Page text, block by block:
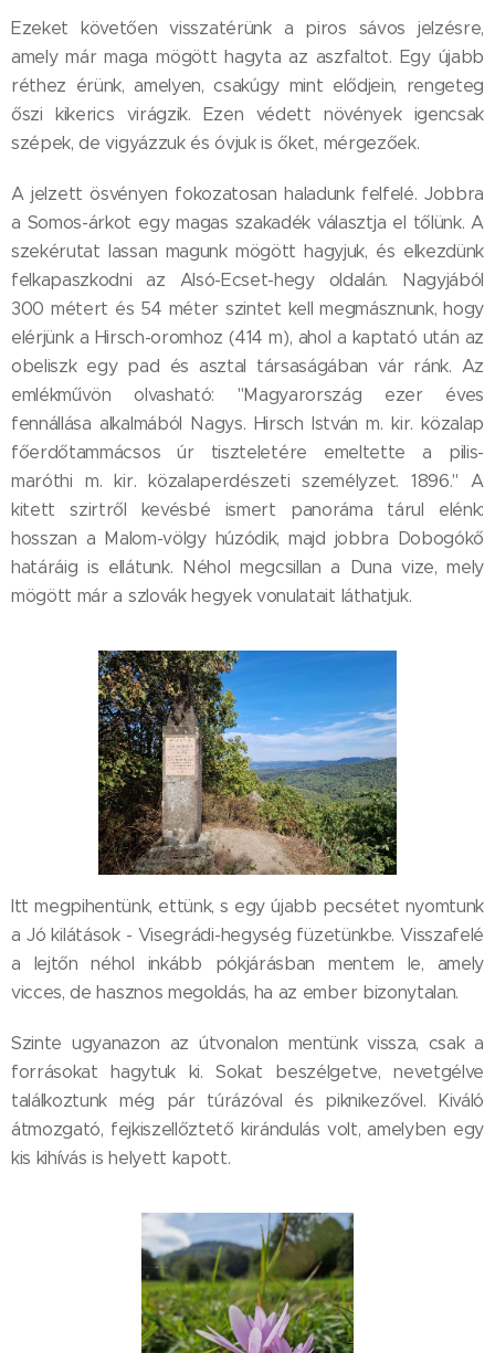
Ezeket követően visszatérünk a piros sávos jelzésre,
amely már maga mögött hagyta az aszfaltot. Egy újabb
réthez érünk, amelyen, csakúgy mint elődjein, rengeteg
őszi kikerics virágzik. Ezen védett növények igencsak
szépek, de vigyázzuk és óvjuk is őket, mérgezőek.
A jelzett ösvényen fokozatosan haladunk felfelé. Jobbra
a Somos-árkot egy magas szakadék választja el tőlünk. A
szekérutat lassan magunk mögött hagyjuk, és elkezdünk
felkapaszkodni az Alsó-Ecset-hegy oldalán. Nagyjából
300 métert és 54 méter szintet kell megmásznunk, hogy
elérjünk a Hirsch-oromhoz (414 m), ahol a kaptató után az
obeliszk egy pad és asztal társaságában vár ránk. Az
emlékművön olvasható: "Magyarország ezer éves
fennállása alkalmából Nagys. Hirsch István m. kir. közalap
főerdőtammácsos úr tiszteletére emeltette a pilis-
maróthi m. kir. közalaperdészeti személyzet. 1896." A
kitett szirtről kevésbé ismert panoráma tárul elénk:
hosszan a Malom-völgy húzódik, majd jobbra Dobogókő
határáig is ellátunk. Néhol megcsillan a Duna vize, mely
mögött már a szlovák hegyek vonulatait láthatjuk.
Itt megpihentünk, ettünk, s egy újabb pecsétet nyomtunk
a Jó kilátások - Visegrádi-hegység füzetünkbe. Visszafelé
a lejtőn néhol inkább pókjárásban mentem le, amely
vicces, de hasznos megoldás, ha az ember bizonytalan.
Szinte ugyanazon az útvonalon mentünk vissza, csak a
forrásokat hagytuk ki. Sokat beszélgetve, nevetgélve
találkoztunk még pár túrázóval és piknikezővel. Kiváló
átmozgató, fejkiszellőztető kirándulás volt, amelyben egy
kis kihívás is helyett kapott.